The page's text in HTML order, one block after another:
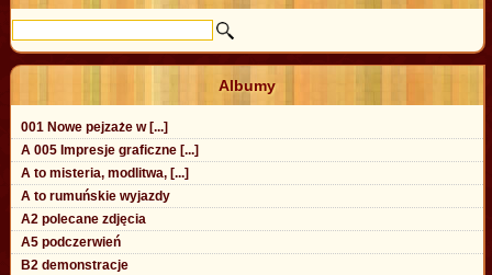
Albumy
001 Nowe pejzaże w [...]
A 005 Impresje graficzne [...]
A to misteria, modlitwa, [...]
A to rumuńskie wyjazdy
A2 polecane zdjęcia
A5 podczerwień
B2 demonstracje